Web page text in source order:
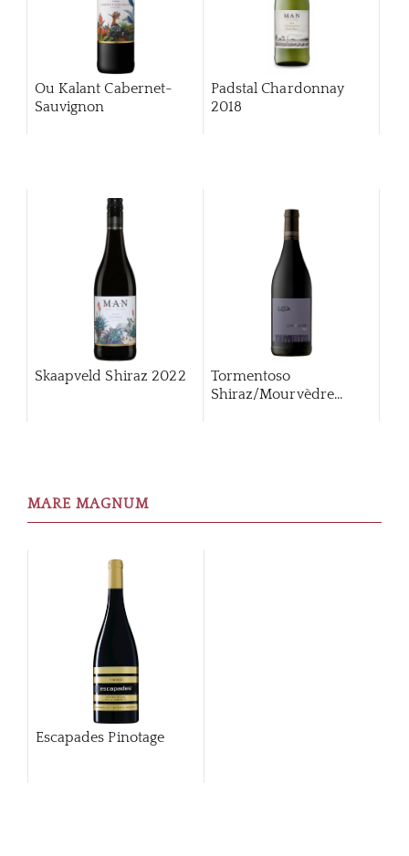
Ou Kalant Cabernet-
Sauvignon
Padstal Chardonnay
2018
Skaapveld Shiraz 2022
Tormentoso
Shiraz/Mourvèdre...
MARE MAGNUM
Escapades Pinotage